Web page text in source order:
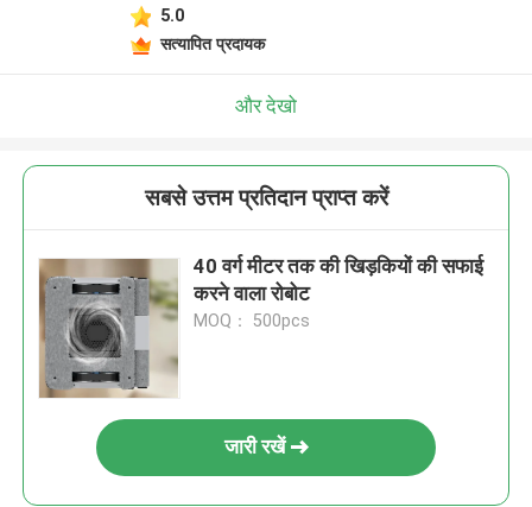
5.0
सत्यापित प्रदायक
और देखो
सबसे उत्तम प्रतिदान प्राप्त करें
40 वर्ग मीटर तक की खिड़कियों की सफाई
करने वाला रोबोट
MOQ： 500pcs
जारी रखें